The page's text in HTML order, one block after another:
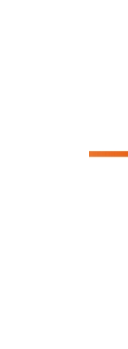
제2절
Ⅰ. 전
Ⅲ. 전
Ⅳ. 전
제4절
Ⅰ. 산